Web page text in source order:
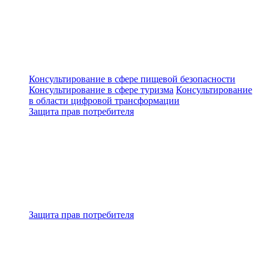
Консультирование в сфере пищевой безопасности
Консультирование в сфере туризма Консультирование
в области цифровой трансформации
Защита прав потребителя
Защита прав потребителя